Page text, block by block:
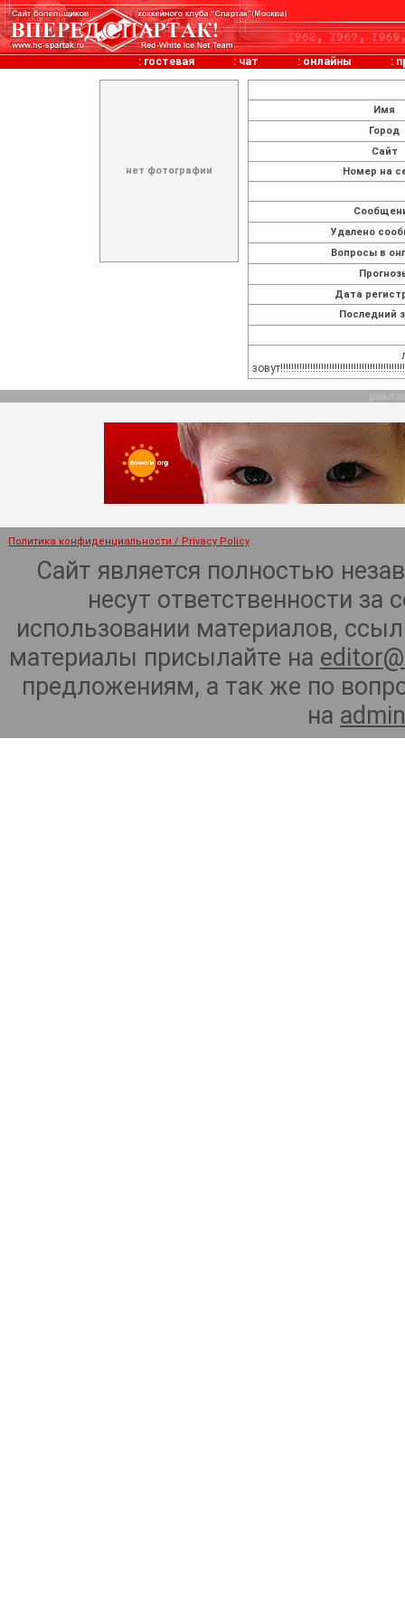
: гостевая : чат : онлайны :
нет фотографии
Имя
Город
Сайт
Номер на
Удалено
Вопросы в
Дата
Последний
Политика конфиденциальности / Privacy Policy
Сайт является полностью
несут ответственности
использовании материалов,
материалы присылайте на
предложениям, а так же по
на